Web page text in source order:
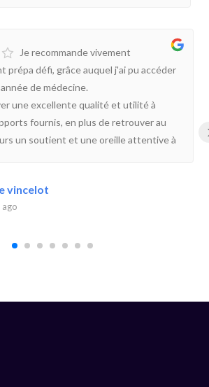
Je recommande vivement
prépa défi, grâce auquel j'ai pu accéder
de médecine.
une excellente qualité et utilité à
fournis, en plus de retrouver au
un soutient et une oreille attentive à
réponses aux questions m'ont été
et m'ont réconfortée lors de la
participé à la terminale santé, j'ai
vincelot
ago